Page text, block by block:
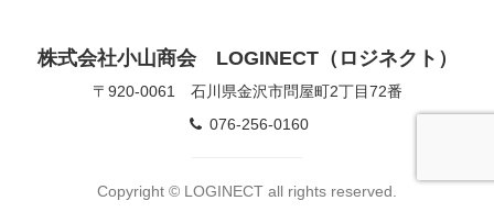
株式会社小山商会 LOGINECT（ロジネクト）
〒920-0061 石川県金沢市問屋町2丁目72番
076-256-0160
Copyright © LOGINECT all rights reserved.